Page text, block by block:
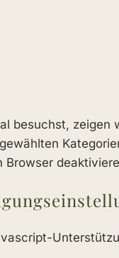
besuchst, zeigen
Browser